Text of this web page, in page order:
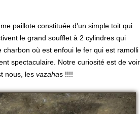
paillote constituée d'un simple toit qui
le grand soufflet à 2 cylindres qui
charbon où est enfoui le fer qui est ramolli
spectaculaire. Notre curiosité est de voir
nous, les vazahas !!!!